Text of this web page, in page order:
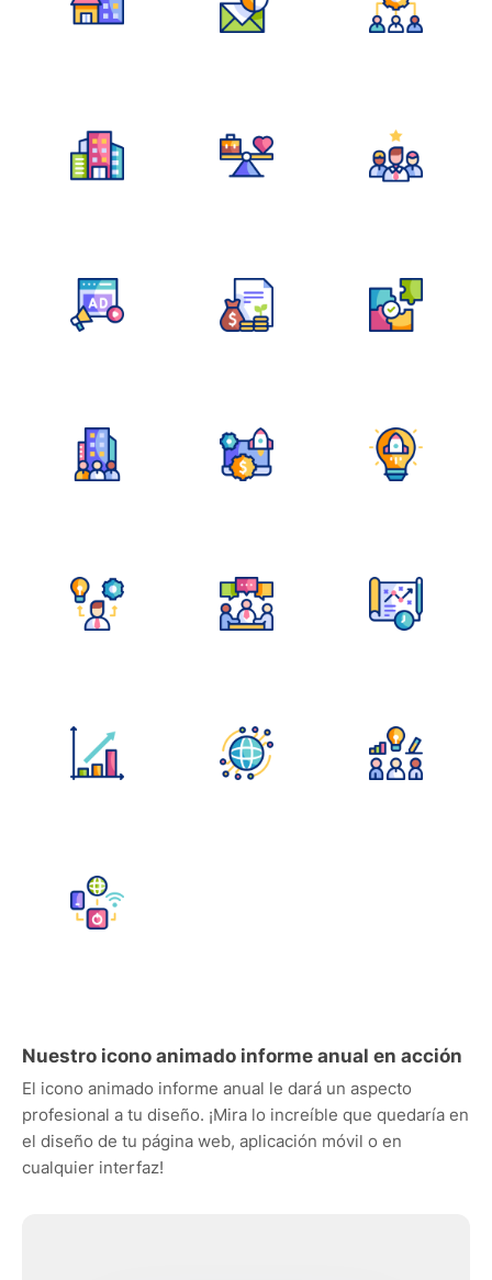
Nuestro icono animado informe anual en acción
El icono animado informe anual le dará un aspecto
profesional a tu diseño. ¡Mira lo increíble que quedaría en
el diseño de tu página web, aplicación móvil o en
cualquier interfaz!